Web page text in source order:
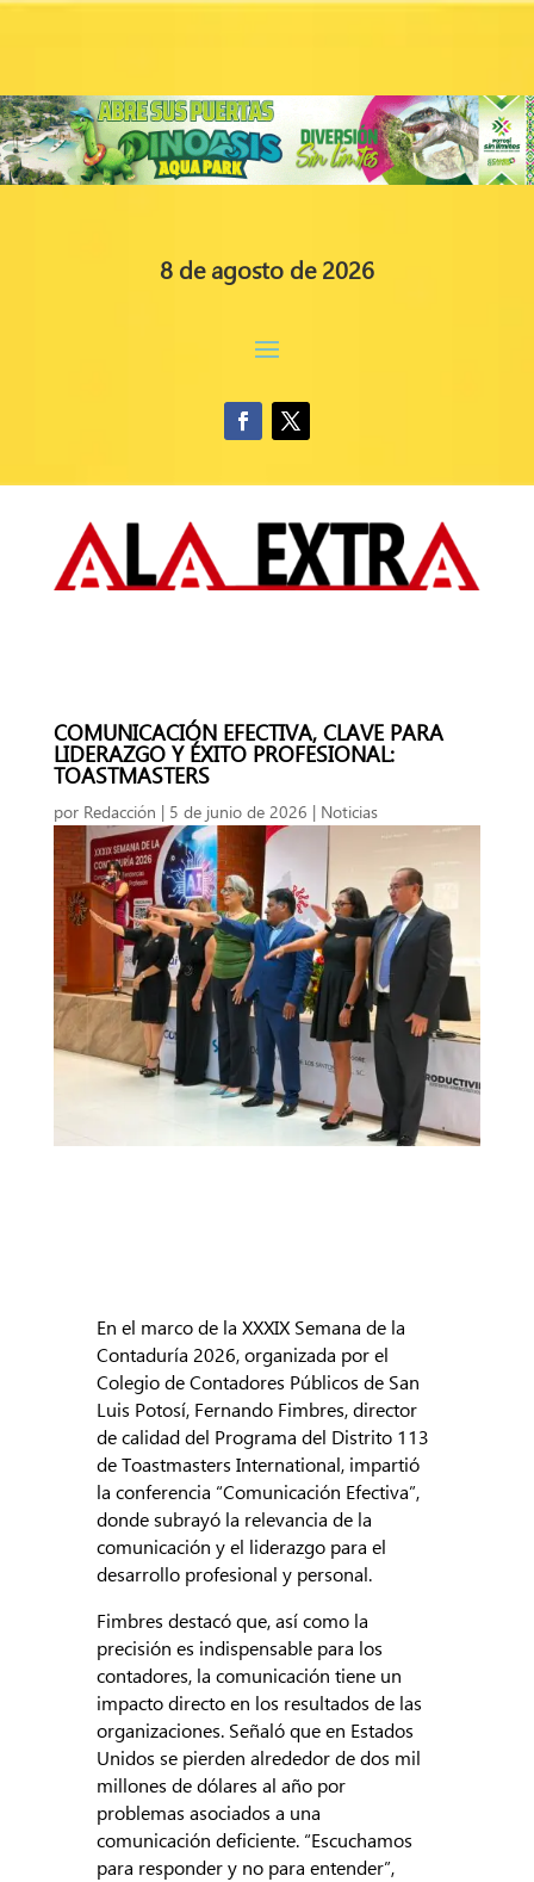
8 de agosto de 2026
COMUNICACIÓN EFECTIVA, CLAVE PARA
LIDERAZGO Y ÉXITO PROFESIONAL:
TOASTMASTERS
por Redacción | 5 de junio de 2026 | Noticias
En el marco de la XXXIX Semana de la
Contaduría 2026, organizada por el
Colegio de Contadores Públicos de San
Luis Potosí, Fernando Fimbres, director
de calidad del Programa del Distrito 113
de Toastmasters International, impartió
la conferencia “Comunicación Efectiva”,
donde subrayó la relevancia de la
comunicación y el liderazgo para el
desarrollo profesional y personal.
Fimbres destacó que, así como la
precisión es indispensable para los
contadores, la comunicación tiene un
impacto directo en los resultados de las
organizaciones. Señaló que en Estados
Unidos se pierden alrededor de dos mil
millones de dólares al año por
problemas asociados a una
comunicación deficiente. “Escuchamos
para responder y no para entender”,